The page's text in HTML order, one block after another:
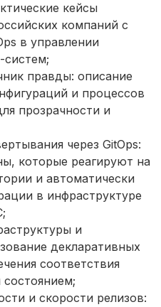
кейсы
компаний с
в управлении
систем;
правды: описание
и процессов
прозрачности и
через GitOps:
которые реагируют на
и автоматически
в инфраструктуре
и
декларативных
соответствия
и скорости релизов: